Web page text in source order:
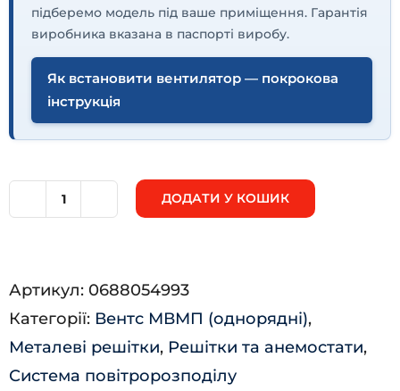
підберемо модель під ваше приміщення. Гарантія
виробника вказана в паспорті виробу.
Як встановити вентилятор — покрокова
інструкція
МВМПО
ДОДАТИ У КОШИК
Артикул: 0688054993
Категорії: Вентс МВМП (однорядні),
Металеві решітки, Решітки та анемостати,
Система повітророзподілу